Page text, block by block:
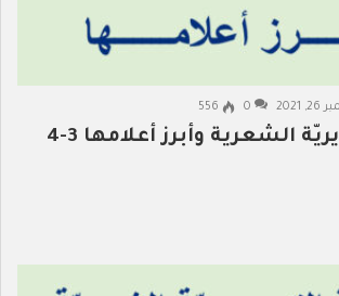
2021
0
556
الشعرية وأبرز أعلامها 3-4